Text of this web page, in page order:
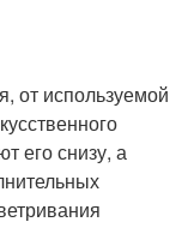
от используемой
его снизу, а